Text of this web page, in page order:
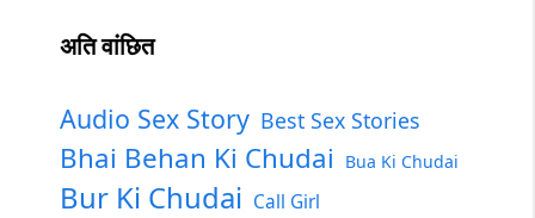
अति वांछित
Audio Sex Story Best Sex Stories
Bhai Behan Ki Chudai Bua Ki Chudai
Bur Ki Chudai Call Girl